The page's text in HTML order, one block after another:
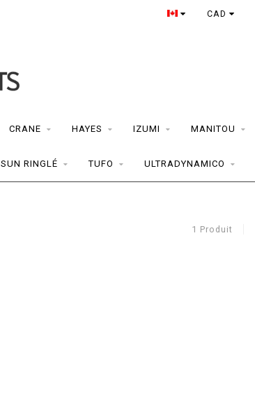
CAD
CRANE HAYES IZUMI MANITOU
SUN RINGLÉ TUFO ULTRADYNAMICO
1 Produit